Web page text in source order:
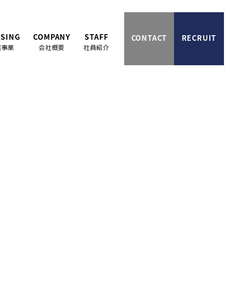
業
COMPANY
会社概要
STAFF
社員紹介
CONTACT RECRUIT